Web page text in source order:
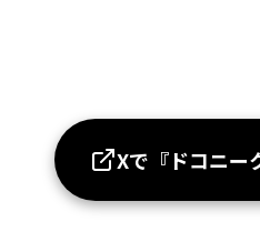
Xで『ドコニー